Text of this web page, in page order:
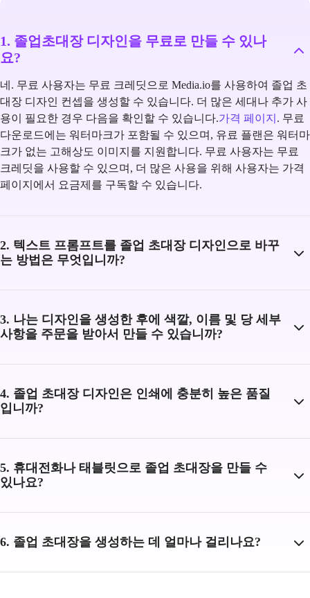
1. 졸업초대장 디자인을 무료로 만들 수 있나
요?
네. 무료 사용자는 무료 크레딧으로 Media.io를 사용하여 졸업 초
대장 디자인 컨셉을 생성할 수 있습니다. 더 많은 세대나 추가 사
용이 필요한 경우 다음을 확인할 수 있습니다.가격 페이지 . 무료
다운로드에는 워터마크가 포함될 수 있으며, 유료 플랜은 워터마
크가 없는 고해상도 이미지를 지원합니다. 무료 사용자는 무료
크레딧을 사용할 수 있으며, 더 많은 사용을 위해 사용자는 가격
페이지에서 요금제를 구독할 수 있습니다.
2. 텍스트 프롬프트를 졸업 초대장 디자인으로 바꾸
는 방법은 무엇입니까?
3. 나는 디자인을 생성한 후에 색깔, 이름 및 당 세부
사항을 주문을 받아서 만들 수 있습니까?
4. 졸업 초대장 디자인은 인쇄에 충분히 높은 품질
입니까?
5. 휴대전화나 태블릿으로 졸업 초대장을 만들 수
있나요?
6. 졸업 초대장을 생성하는 데 얼마나 걸리나요?